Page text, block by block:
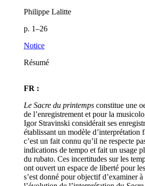
Philippe Lalitte
p. 1–26
Notice
Résumé
FR :
Le Sacre du printemps constitue une
de l’enregistrement et pour la
Igor Stravinski considérait ses
établissant un modèle d’interprétation
c’est un fait connu qu’il ne respecte
indications de tempo et fait un usage
du rubato. Ces incertitudes sur les
ont ouvert un espace de liberté pour
s’est donné pour objectif d’examiner